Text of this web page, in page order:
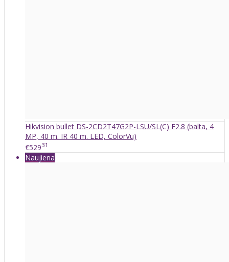
Hikvision bullet DS-2CD2T47G2P-LSU/SL(C) F2.8 (balta, 4
MP, 40 m. IR 40 m. LED, ColorVu)
€52931
Naujiena